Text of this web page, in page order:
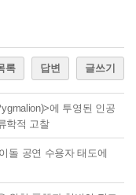
록 답변 글쓰기
에 투영된 인공
학적 고찰
돌 공연 수용자 태도에